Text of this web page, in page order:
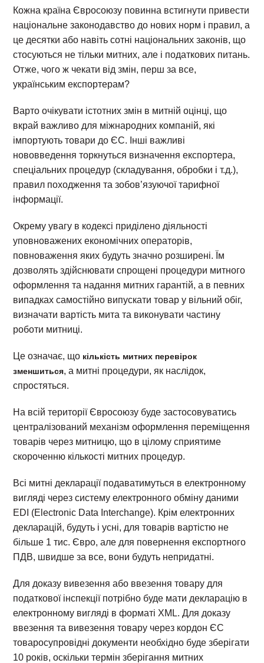
Кожна країна Євросоюзу повинна встигнути привести
національне законодавство до нових норм і правил, а
це десятки або навіть сотні національних законів, що
стосуються не тільки митних, але і податкових питань.
Отже, чого ж чекати від змін, перш за все,
українським експортерам?
Варто очікувати істотних змін в митній оцінці, що
вкрай важливо для міжнародних компаній, які
імпортують товари до ЄС. Інші важливі
нововведення торкнуться визначення експортера,
спеціальних процедур (складування, обробки і т.д.),
правил походження та зобов’язуючої тарифної
інформації.
Окрему увагу в кодексі приділено діяльності
уповноважених економічних операторів,
повноваження яких будуть значно розширені. Їм
дозволять здійснювати спрощені процедури митного
оформлення та надання митних гарантій, а в певних
випадках самостійно випускати товар у вільний обіг,
визначати вартість мита та виконувати частину
роботи митниці.
Це означає, що кількість митних перевірок
зменшиться, а митні процедури, як наслідок,
спростяться.
На всій території Євросоюзу буде застосовуватись
централізований механізм оформлення переміщення
товарів через митницю, що в цілому сприятиме
скороченню кількості митних процедур.
Всі митні декларації подаватимуться в електронному
вигляді через систему електронного обміну даними
EDI (Electronic Data Interchange). Крім електронних
декларацій, будуть і усні, для товарів вартістю не
більше 1 тис. Євро, але для повернення експортного
ПДВ, швидше за все, вони будуть непридатні.
Для доказу вивезення або ввезення товару для
податкової інспекції потрібно буде мати декларацію в
електронному вигляді в форматі XML. Для доказу
ввезення та вивезення товару через кордон ЄС
товаросупровідні документи необхідно буде зберігати
10 років, оскільки термін зберігання митних